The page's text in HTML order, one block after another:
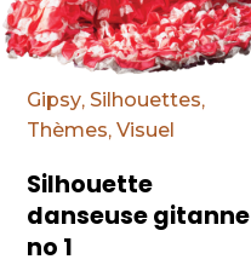
Gipsy, Silhouettes,
Thèmes, Visuel
Silhouette
danseuse gitanne
no 1